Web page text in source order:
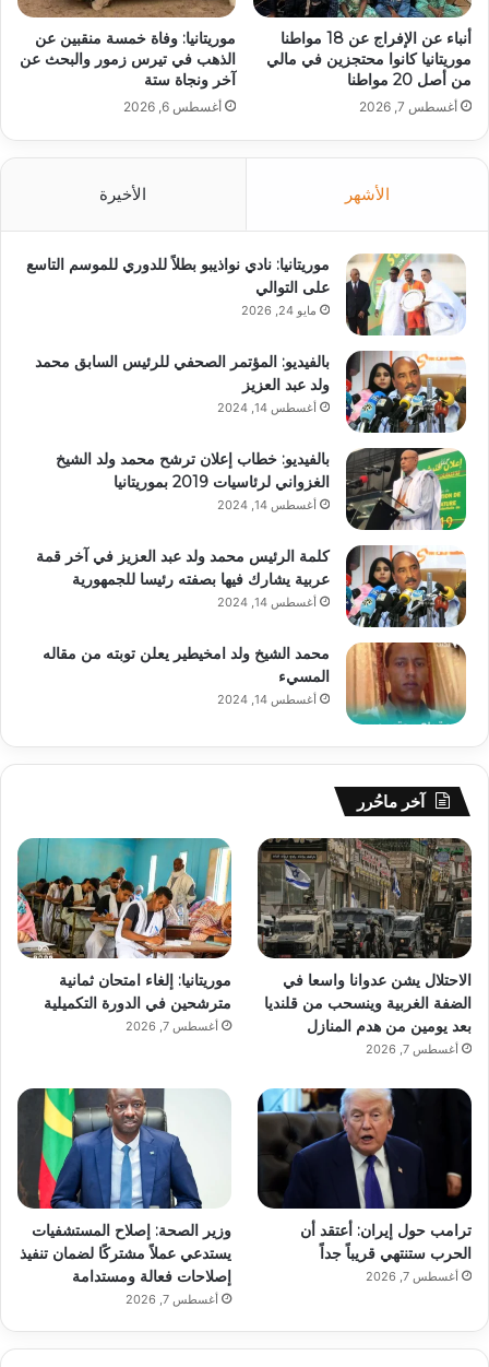
أنباء عن الإفراج عن 18 مواطنا
موريتانيا كانوا محتجزين في مالي
من أصل 20 مواطنا
أغسطس 7, 2026
موريتانيا: وفاة خمسة منقبين عن
الذهب في تيرس زمور والبحث عن
آخر ونجاة ستة
أغسطس 6, 2026
الأشهر الأخيرة
موريتانيا: نادي نواذيبو بطلاً للدوري للموسم التاسع
على التوالي
مايو 24, 2026
بالفيديو: المؤتمر الصحفي للرئيس السابق محمد
ولد عبد العزيز
أغسطس 14, 2024
بالفيديو: خطاب إعلان ترشح محمد ولد الشيخ
الغزواني لرئاسيات 2019 بموريتانيا
أغسطس 14, 2024
كلمة الرئيس محمد ولد عبد العزيز في آخر قمة
عربية يشارك فيها بصفته رئيسا للجمهورية
أغسطس 14, 2024
محمد الشيخ ولد امخيطير يعلن توبته من مقاله
المسيء
أغسطس 14, 2024
آخر ماحُرر
الاحتلال يشن عدوانا واسعا في
الضفة الغربية وينسحب من قلنديا
بعد يومين من هدم المنازل
أغسطس 7, 2026
موريتانيا: إلغاء امتحان ثمانية
مترشحين في الدورة التكميلية
أغسطس 7, 2026
ترامب حول إيران: أعتقد أن
الحرب ستنتهي قريباً جداً
أغسطس 7, 2026
وزير الصحة: إصلاح المستشفيات
يستدعي عملاً مشتركًا لضمان تنفيذ
إصلاحات فعالة ومستدامة
أغسطس 7, 2026